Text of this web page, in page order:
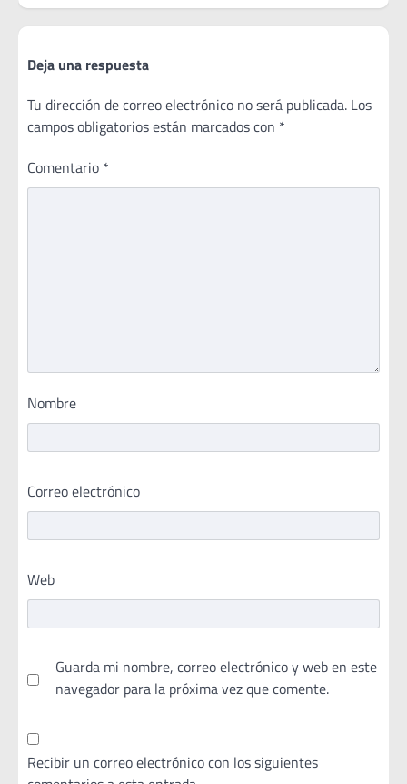
Deja una respuesta
Tu dirección de correo electrónico no será publicada. Los
campos obligatorios están marcados con *
Comentario *
Nombre
Correo electrónico
Web
Guarda mi nombre, correo electrónico y web en este
navegador para la próxima vez que comente.
Recibir un correo electrónico con los siguientes